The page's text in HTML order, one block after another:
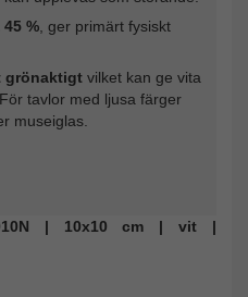
% , ger primärt fysiskt
grönaktigt vilket kan ge vita
tavlor med ljusa färger
museiglas.
| 10x10 cm | vit |